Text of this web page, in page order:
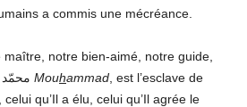
a commis une mécréance.
notre bien-aimé, notre guide,
Mouhammad , est l’esclave de
qu’Il a élu, celui qu’Il agrée le